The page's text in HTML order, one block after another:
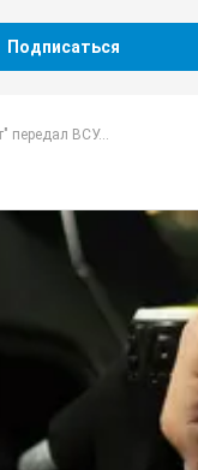
Подписаться
передал ВСУ...